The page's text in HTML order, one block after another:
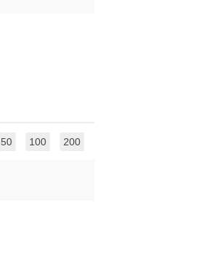
50 100 200